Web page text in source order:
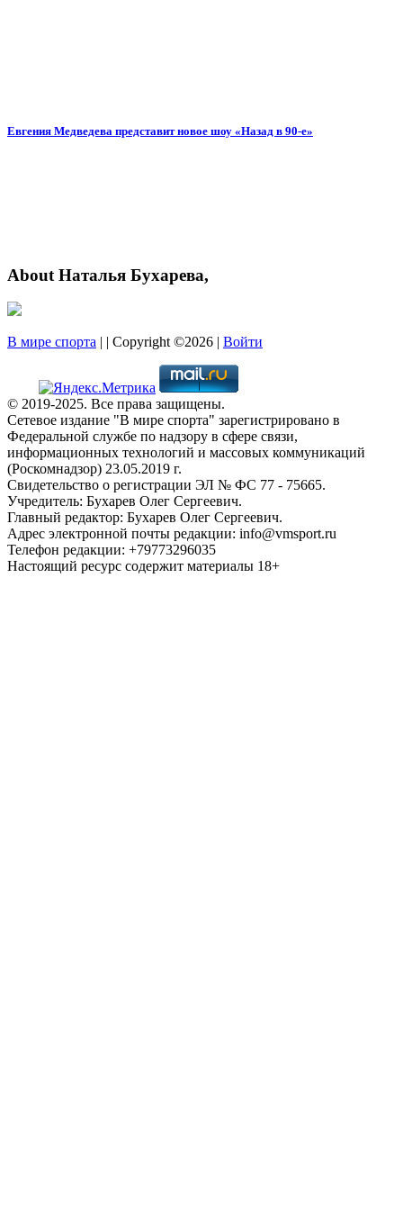
Евгения Медведева представит новое шоу «Назад в 90-е»
About Наталья Бухарева,
В мире спорта | | Copyright ©2026 | Войти
© 2019-2025. Все права защищены.
Сетевое издание "В мире спорта" зарегистрировано в
Федеральной службе по надзору в сфере связи,
информационных технологий и массовых коммуникаций
(Роскомнадзор) 23.05.2019 г.
Свидетельство о регистрации ЭЛ № ФС 77 - 75665.
Учредитель: Бухарев Олег Сергеевич.
Главный редактор: Бухарев Олег Сергеевич.
Адрес электронной почты редакции: info@vmsport.ru
Телефон редакции: +79773296035
Настоящий ресурс содержит материалы 18+